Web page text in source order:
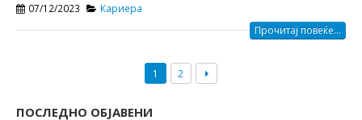
07/12/2023 Кариера
Прочитај повеќе...
1 2
ПОСЛЕДНО ОБЈАВЕНИ